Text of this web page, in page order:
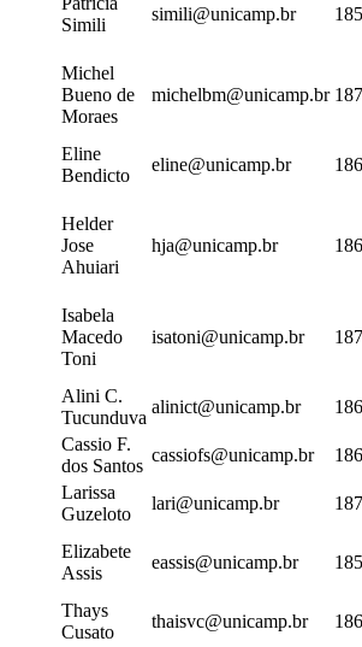
Simili
simili@unicamp.br
Michel
Bueno de
Moraes
michelbm@unicamp.br
Eline
Bendicto
eline@unicamp.br
Helder
Jose
Ahuiari
hja@unicamp.br
Isabela
Macedo
Toni
isatoni@unicamp.br
Alini C.
Tucunduva
alinict@unicamp.br
Cassio F.
dos Santos
cassiofs@unicamp.br
Larissa
Guzeloto
lari@unicamp.br
Elizabete
Assis
eassis@unicamp.br
Thays
Cusato
thaisvc@unicamp.br